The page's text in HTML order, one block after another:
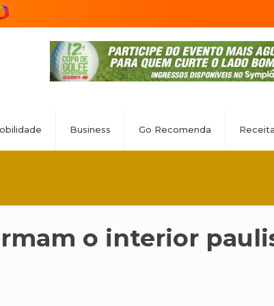
Business Go Recomenda
o interior